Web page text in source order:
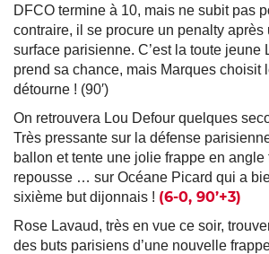
DFCO termine à 10, mais ne subit pas
contraire, il se procure un penalty après
surface parisienne. C’est la toute jeune
prend sa chance, mais Marques choisit
détourne ! (90′)
On retrouvera Lou Defour quelques
Très pressante sur la défense
ballon et tente une jolie frappe en angle
repousse … sur Océane Picard qui a
sixième but dijonnais ! (6-0, 90’+3)
Rose Lavaud, très en vue ce soir,
des buts parisiens d’une nouvelle